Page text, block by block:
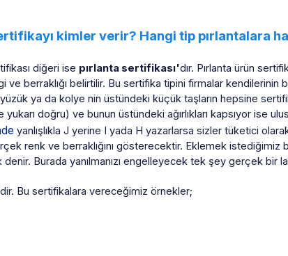
kimler verir? Hangi tip pırlantalara
diğeri ise pırlanta sertifikası'dır. Pırlanta ürün
ve berraklığı belirtilir. Bu sertifika tipini firmalar
ya da kolye nin üstündeki küçük taşların hepsine
doğru) ve bunun üstündeki ağırlıkları kapsıyor ise
yanlışlıkla J yerine I yada H yazarlarsa sizler tüketici
renk ve berraklığını gösterecektir. Eklemek
Burada yanılmanızı engelleyecek tek şey gerçek
Bu sertifikalara vereceğimiz örnekler;